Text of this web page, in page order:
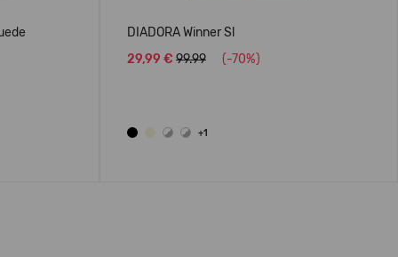
DIADORA Winner Sl
29,99 € 99.99 (-70%)
+1